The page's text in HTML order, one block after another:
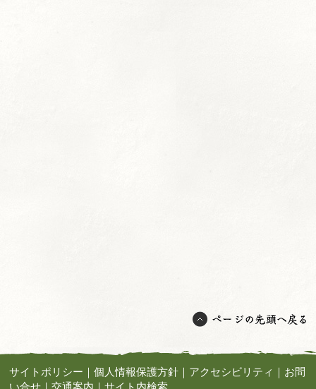
サイトポリシー ｜個人情報保護方針 ｜ アクセシビリティ ｜ お問
い合せ ｜交通案内 ｜サイト内検索